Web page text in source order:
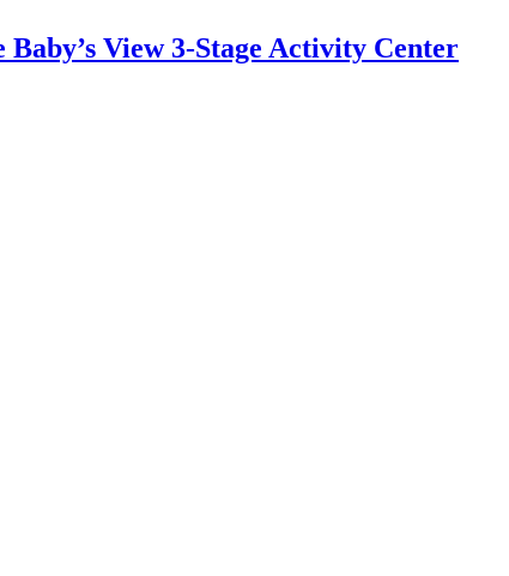
View 3-Stage Activity Center